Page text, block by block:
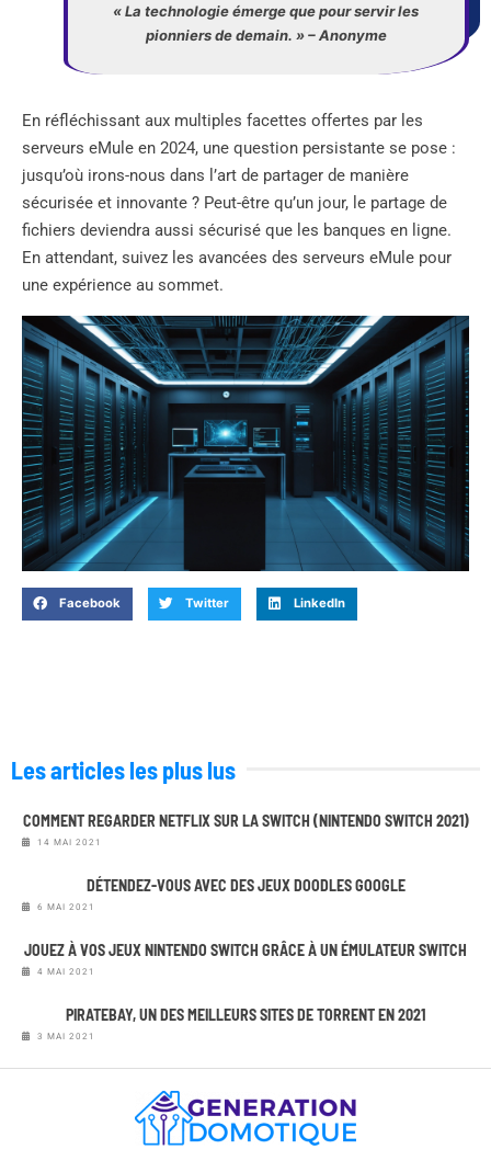
« La technologie émerge que pour servir les
pionniers de demain. » – Anonyme
En réfléchissant aux multiples facettes offertes par les
serveurs eMule en 2024, une question persistante se pose :
jusqu’où irons-nous dans l’art de partager de manière
sécurisée et innovante ? Peut-être qu’un jour, le partage de
fichiers deviendra aussi sécurisé que les banques en ligne.
En attendant, suivez les avancées des serveurs eMule pour
une expérience au sommet.
Facebook Twitter LinkedIn
Les articles les plus lus
COMMENT REGARDER NETFLIX SUR LA SWITCH (NINTENDO SWITCH 2021)
14 MAI 2021
DÉTENDEZ-VOUS AVEC DES JEUX DOODLES GOOGLE
6 MAI 2021
JOUEZ À VOS JEUX NINTENDO SWITCH GRÂCE À UN ÉMULATEUR SWITCH
4 MAI 2021
PIRATEBAY, UN DES MEILLEURS SITES DE TORRENT EN 2021
3 MAI 2021